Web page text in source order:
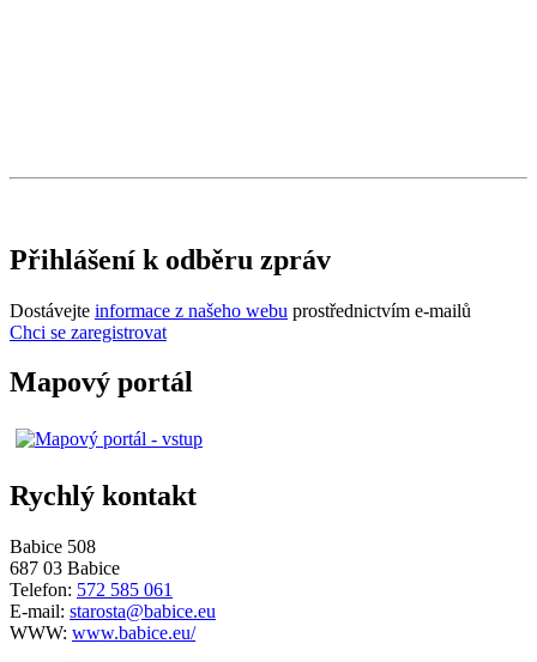
Přihlášení k odběru zpráv
Dostávejte informace z našeho webu prostřednictvím e-mailů
Chci se zaregistrovat
Mapový portál
Rychlý kontakt
Babice 508
687 03 Babice
Telefon: 572 585 061
E-mail: starosta@babice.eu
WWW: www.babice.eu/